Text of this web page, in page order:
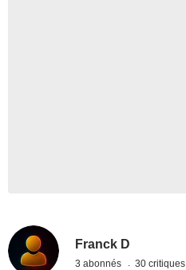
Franck D
3 abonnés 30 critiques